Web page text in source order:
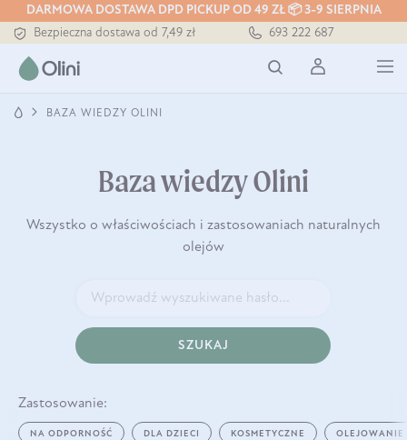
DARMOWA DOSTAWA DPD PICKUP OD 49 ZŁ 📦 3-9 SIERPNIA
Bezpieczna dostawa od 7,49 zł
Darmowa dostawa od 199 zł
Tłoczony zawsze na zimno
693 222 687
BAZA WIEDZY OLINI
Baza wiedzy Olini
Wszystko o właściwościach i zastosowaniach naturalnych
olejów
SZUKAJ
Zastosowanie:
NA ODPORNOŚĆ DLA DZIECI KOSMETYCZNE OLEJOWANIE